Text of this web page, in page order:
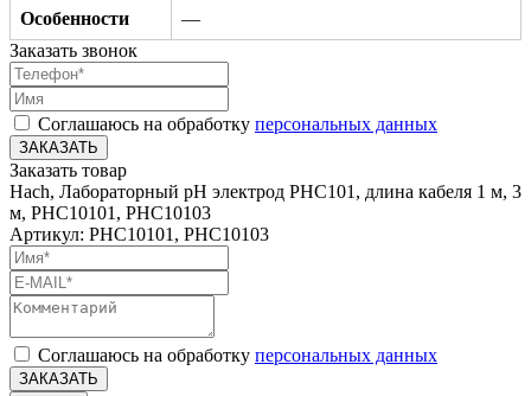
Особенности
—
Заказать звонок
Соглашаюсь на обработку персональных данных
ЗАКАЗАТЬ
Заказать товар
Hach, Лабораторный pH электрод PHC101, длина кабеля 1 м, 3
м, PHC10101, PHC10103
Артикул: PHC10101, PHC10103
Соглашаюсь на обработку персональных данных
ЗАКАЗАТЬ